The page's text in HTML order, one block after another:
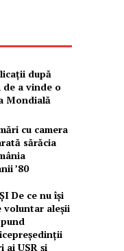
după
a vinde o
Mondială
cu camera
sărăcia
’80
De ce nu își
voluntar aleșii
ai USR și